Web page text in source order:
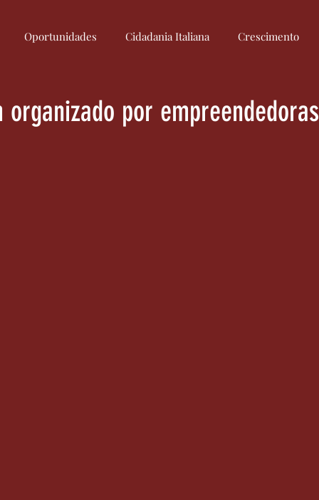
Oportunidades Cidadania Italiana Crescimento
por empreendedoras